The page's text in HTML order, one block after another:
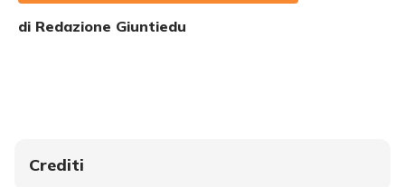
di Redazione Giuntiedu
Crediti